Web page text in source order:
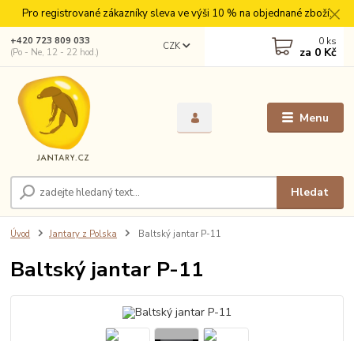
Pro registrované zákazníky sleva ve výši 10 % na objednané zboží.
Menu
CZK
Hledat
+420 723 809 033
(Po - Ne, 12 - 22 hod.)
0 ks
za 0 Kč
Úvod Jantary z Polska Baltský jantar P-11
Baltský jantar P-11